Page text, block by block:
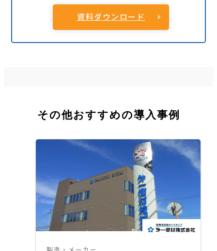
資料ダウンロード
その他おすすめの導入事例